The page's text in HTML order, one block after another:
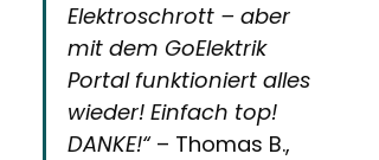
Elektroschrott – aber
mit dem GoElektrik
Portal funktioniert alles
wieder! Einfach top!
DANKE!“ – Thomas B.,